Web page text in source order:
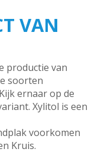
VAN
productie van
soorten
ernaar op de
Xylitol is een
voorkomen
Kruis.